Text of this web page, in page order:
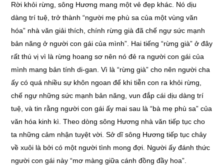
Rời khỏi rừng, sông Hương mang một vẻ đẹp khác. Nó dịu
dàng trí tuệ, trở thành “người mẹ phù sa của một vùng văn
hóa” nhà văn giải thích, chính rừng già đã chế ngự sức mạnh
bản năng ở người con gái của mình”. Hai tiếng “rừng già” ở đây
rất thú vị vì là rừng hoang sơ nên nó đẻ ra người con gái của
mình mang bản tính di-gan. Vì là “rừng già” cho nên người cha
ấy có quá nhiều sự khôn ngoan để khi tiễn con ra khỏi rừng,
chế ngự những sức mạnh bản năng, vun đắp cái dịu dàng trí
tuệ, và tin rằng người con gái ấy mai sau là “bà mẹ phù sa” của
văn hóa kinh kì. Theo dòng sông Hương nhà văn tiếp tục cho
ta những cảm nhận tuyệt vời. Sở dĩ sông Hương tiếp tục chảy
về xuôi là bởi có một người tình mong đợi. Người ấy đánh thức
người con gái này “mơ màng giữa cánh đồng đầy hoa”.